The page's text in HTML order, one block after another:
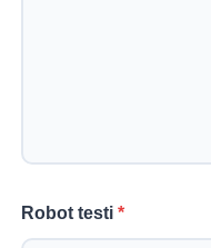
Robot testi *